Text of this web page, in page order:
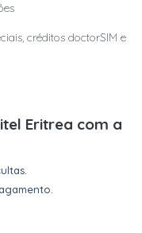
créditos doctorSIM e
Eritrea com a